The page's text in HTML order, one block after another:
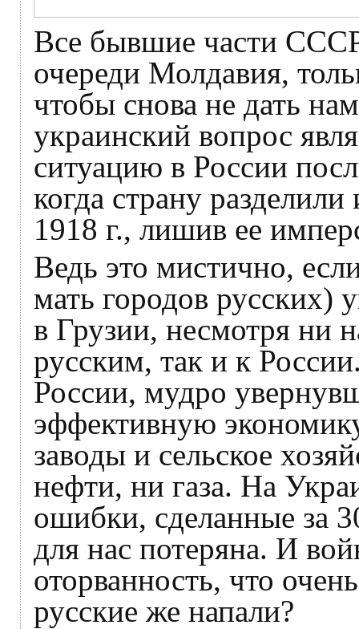
Все бывшие части
очереди Молдавия,
чтобы снова не дать
украинский вопрос
ситуацию в России
когда страну
1918 г., лишив ее
Ведь это мистично,
мать городов русских)
в Грузии, несмотря ни
русским, так и к
России, мудро
эффективную
заводы и сельское
нефти, ни газа. На
ошибки, сделанные за
для нас потеряна. И
оторванность, что
русские же напали?